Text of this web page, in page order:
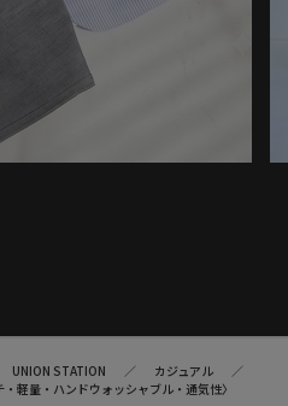
UNION STATION
カジュアル
軽量・ハンドウォッシャブル・通気性〉